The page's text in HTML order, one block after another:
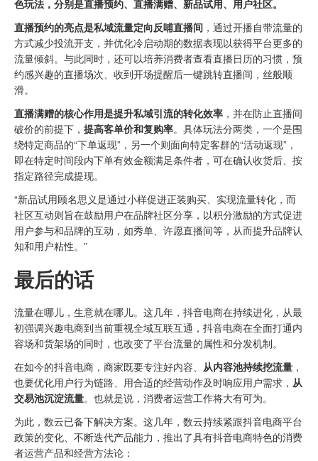
色玩法，分别是直播预约、直播满赠、新品试用、用户社区。
直播预约的亮点是私域流量定向反哺直播间 ，通过开播自带流量的
方式减少投流开支，并优化冷启动期的数据表现以获得平台更多的
流量倾斜。与此同时，还可以培养消费者查看直播日历的习惯，预
约感兴趣的直播场次、收到开场提醒后一键跳转直播间，丝般顺
滑。
直播满赠的核心作用是提升私域引流的转化效率 ，并在防止直播间
破价的前提下， 提高客单价和复购率。具体玩法分两类，一个是围
绕特定商品的“下单返现”，另一个则面向特定客群的“活动返现”，
即在特定时间段内下单有效金额满足条件者，可在确认收货后、按
指定路径完成提现。
“新品试用顾名思义是通过小样促进正装购买、实现流量转化，而
社区互动则旨在鼓励用户在品牌社区分享，以积分激励的方式促进
用户参与和品牌的互动，如秀单、许愿直播间等，从而提升品牌认
知和用户粘性。”
最后的话
流量在哪儿，生意就在哪儿。这几年，抖音电商在持续进化，从最
初强调兴趣电商到当前重视全域互联互通，抖音电商在全面打通内
容场和货架场的同时，也改变了平台流量的属性和分发机制。
在如今的抖音电商，商家既要专注好内容、 从内容池持续挖流量 ，
也要优化用户行为链路、用合适的经营动作及时响应用户需求， 从
交易池沉淀流量。也就是说，消费者运营工作将大有可为。
为此，数云已备下解决方案。这几年，数云持续紧跟抖音电商平台
政策的变化、不断迭代产品能力，推出了具有抖音电商特色的消费
者运营产品和经营方法论：